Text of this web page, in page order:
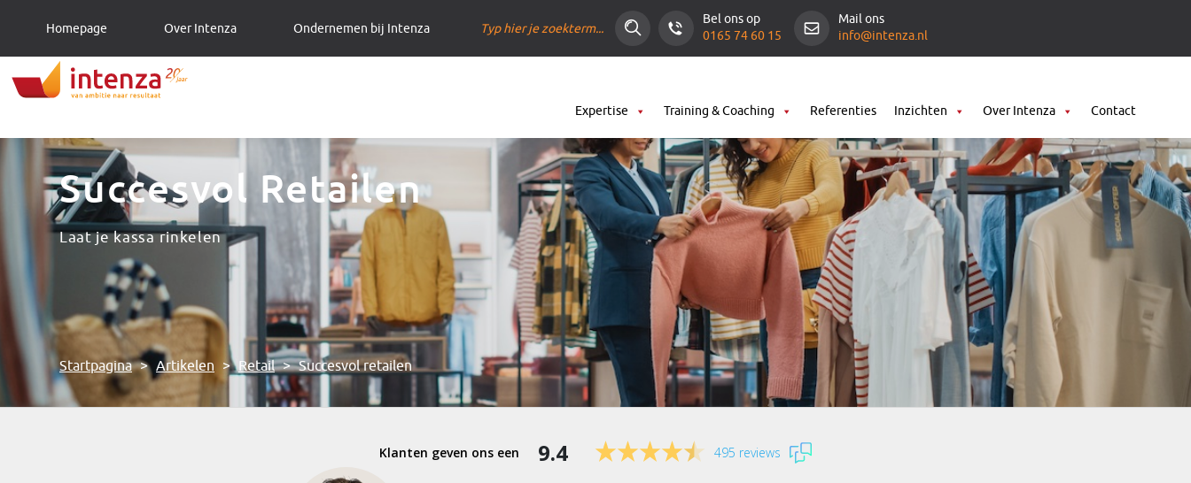
Homepage Over Intenza Ondernemen bij Intenza Zoeken
Bel ons op
0165 74 60 15
Mail ons
info@intenza.nl
Expertise Training & Coaching Referenties Inzichten Over Intenza Contact
Startpagina > Artikelen > Retail > Succesvol retailen
Succesvol Retailen
Laat je kassa rinkelen
9.4 495 reviews